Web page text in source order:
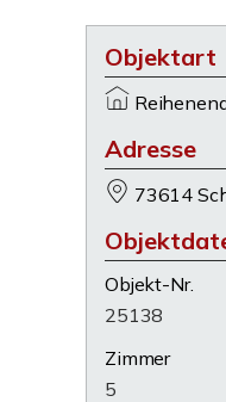
Objektart
Adresse
73614
Objekt-Nr.
25138
Zimmer
5